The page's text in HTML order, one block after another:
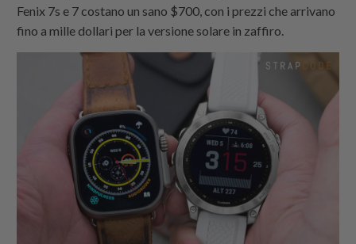
Fenix 7s e 7 costano un sano $700, con i prezzi che arrivano
fino a mille dollari per la versione solare in zaffiro.